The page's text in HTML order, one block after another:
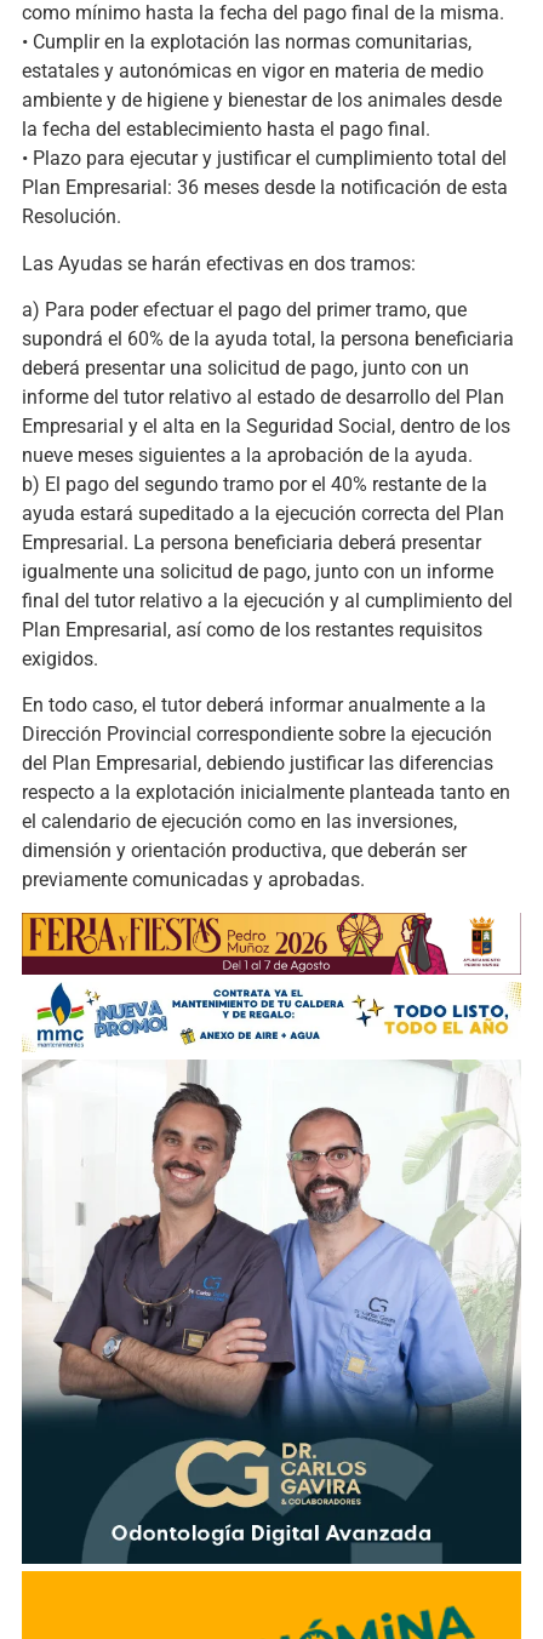
como mínimo hasta la fecha del pago final de la misma.
• Cumplir en la explotación las normas comunitarias,
estatales y autonómicas en vigor en materia de medio
ambiente y de higiene y bienestar de los animales desde
la fecha del establecimiento hasta el pago final.
• Plazo para ejecutar y justificar el cumplimiento total del
Plan Empresarial: 36 meses desde la notificación de esta
Resolución.
Las Ayudas se harán efectivas en dos tramos:
a) Para poder efectuar el pago del primer tramo, que
supondrá el 60% de la ayuda total, la persona beneficiaria
deberá presentar una solicitud de pago, junto con un
informe del tutor relativo al estado de desarrollo del Plan
Empresarial y el alta en la Seguridad Social, dentro de los
nueve meses siguientes a la aprobación de la ayuda.
b) El pago del segundo tramo por el 40% restante de la
ayuda estará supeditado a la ejecución correcta del Plan
Empresarial. La persona beneficiaria deberá presentar
igualmente una solicitud de pago, junto con un informe
final del tutor relativo a la ejecución y al cumplimiento del
Plan Empresarial, así como de los restantes requisitos
exigidos.
En todo caso, el tutor deberá informar anualmente a la
Dirección Provincial correspondiente sobre la ejecución
del Plan Empresarial, debiendo justificar las diferencias
respecto a la explotación inicialmente planteada tanto en
el calendario de ejecución como en las inversiones,
dimensión y orientación productiva, que deberán ser
previamente comunicadas y aprobadas.